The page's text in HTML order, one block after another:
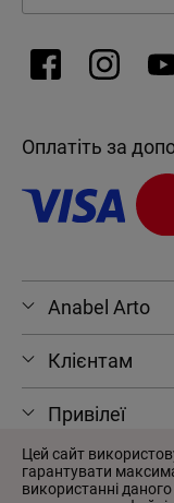
Оплатіть за
Anabel Arto
Клієнтам
Привілеї
Цей сайт
гарантувати
використанні